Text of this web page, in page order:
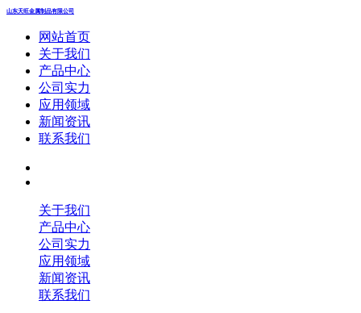
山东天旺金属制品有限公司
网站首页
关于我们
产品中心
公司实力
应用领域
新闻资讯
联系我们
关于我们
产品中心
公司实力
应用领域
新闻资讯
联系我们